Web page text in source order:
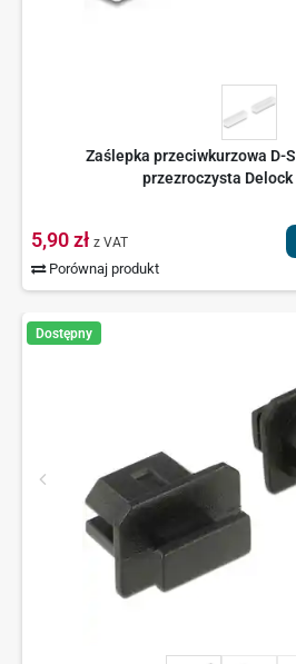
Zaślepka przeciwkurzowa D-
przezroczysta Delock
5,90 zł z VAT
Porównaj produkt
Dostępny